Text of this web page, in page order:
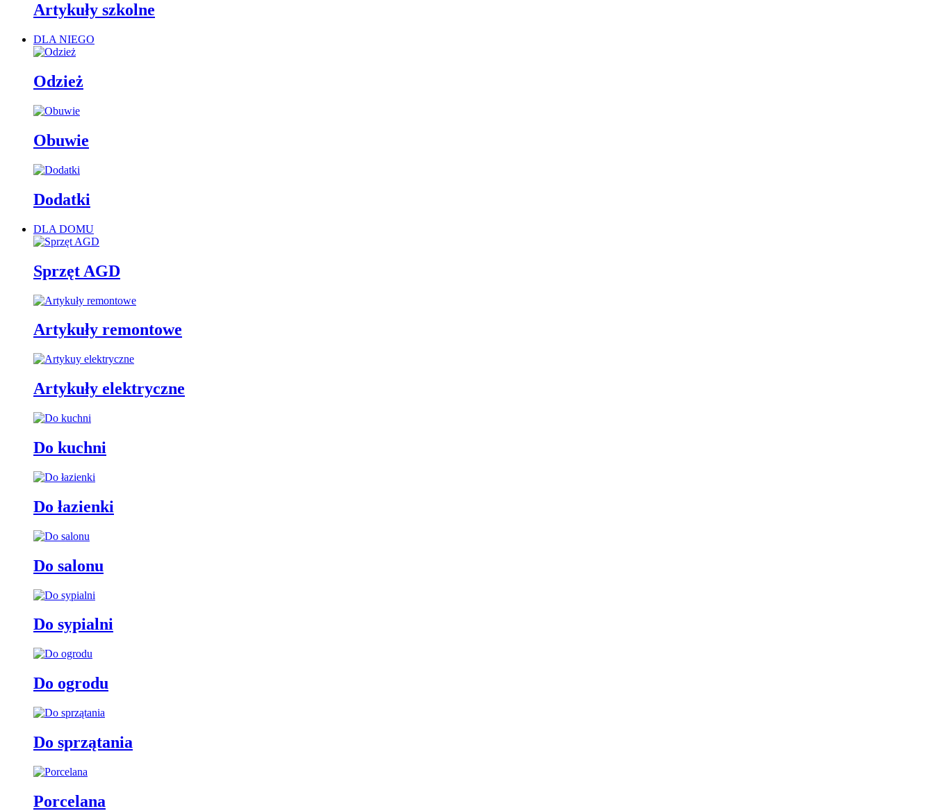
Artykuły szkolne
DLA NIEGO
Odzież
Obuwie
Dodatki
DLA DOMU
Sprzęt AGD
Artykuły remontowe
Artykuły elektryczne
Do kuchni
Do łazienki
Do salonu
Do sypialni
Do ogrodu
Do sprzątania
Porcelana